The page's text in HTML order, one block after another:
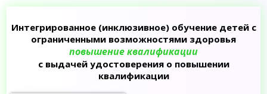
Интегрированное (инклюзивное) обучение детей с
ограниченными возможностями здоровья
повышение квалификации
с выдачей удостоверения о повышении
квалификации